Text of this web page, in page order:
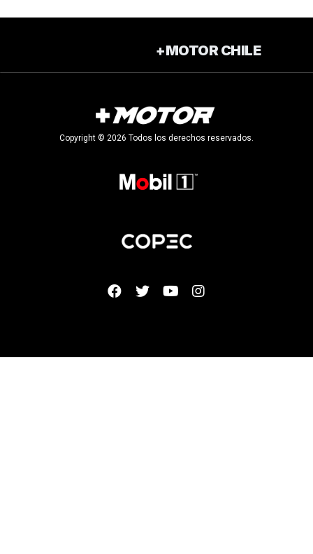
+MOTOR CHILE
Copyright © 2026 Todos los derechos reservados.